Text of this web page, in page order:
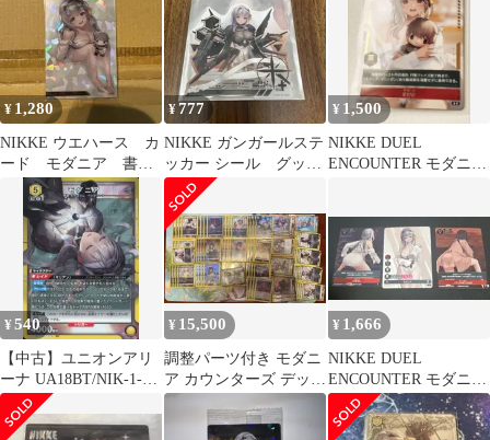
¥ 1,280
NIKKE ウエハース カ
ード モダニア 書き
下ろしイラスト ホロ
¥777
NIKKE ガンガールステ
ッカー シール グッ
ズ モダニア
¥ 1,500
NIKKE DUEL
ENCOUNTER モダニア
¥540
【中古】ユニオンアリ
ーナ UA18BT/NIK-1-
019[SR]：(キラ)モダニ
ア
¥ 15,500
調整パーツ付き モダニ
ア カウンターズ デッキ
ユニオンアリーナ
NIKKE
¥ 1,666
NIKKE DUEL
ENCOUNTER モダニ
ア ディーゼル